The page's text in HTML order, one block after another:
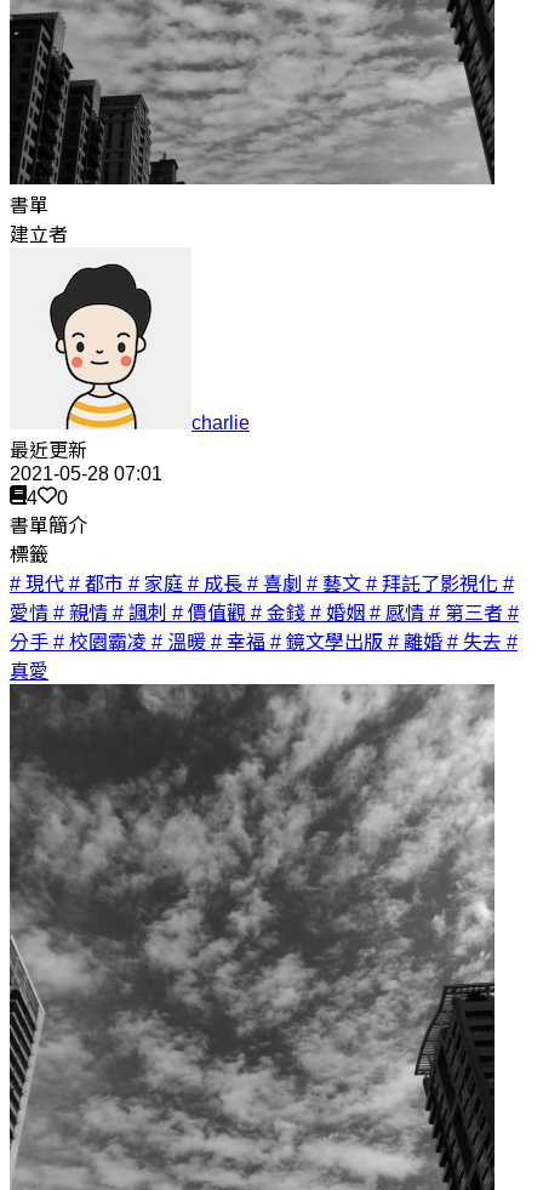
書單
建立者
charlie
最近更新
2021-05-28 07:01
4
0
書單簡介
標籤
# 現代 # 都市 # 家庭 # 成長 # 喜劇 # 藝文 # 拜託了影視化 #
愛情 # 親情 # 諷刺 # 價值觀 # 金錢 # 婚姻 # 感情 # 第三者 #
分手 # 校園霸凌 # 溫暖 # 幸福 # 鏡文學出版 # 離婚 # 失去 #
真愛